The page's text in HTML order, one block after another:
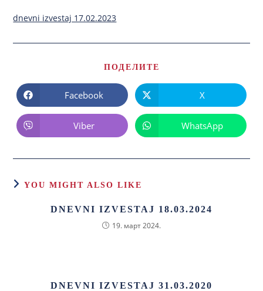
dnevni izvestaj 17.02.2023
ПОДЕЛИТЕ
Facebook X
Viber WhatsApp
YOU MIGHT ALSO LIKE
DNEVNI IZVESTAJ 18.03.2024
19. март 2024.
DNEVNI IZVESTAJ 31.03.2020